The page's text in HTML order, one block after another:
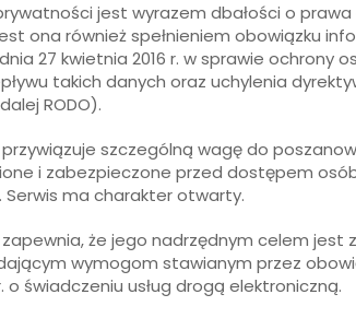
jest wyrazem dbałości o
ona również spełnieniem obowiązku
dnia 27 kwietnia 2016 r. w sprawie
takich danych oraz uchylenia
RODO).
przywiązuje szczególną wagę do
i zabezpieczone przed dostępem
ma charakter otwarty.
zapewnia, że jego nadrzędnym celem
wymogom stawianym przez
o świadczeniu usług drogą elektroniczną.